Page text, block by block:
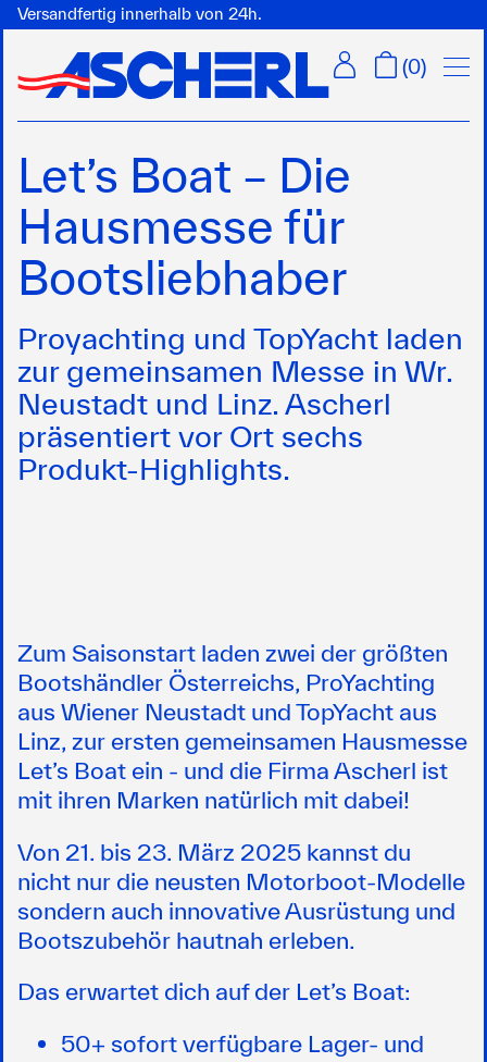
Versandfertig innerhalb von 24h.
(0)
Let’s Boat – Die
Hausmesse für
Bootsliebhaber
Proyachting und TopYacht laden
zur gemeinsamen Messe in Wr.
Neustadt und Linz. Ascherl
präsentiert vor Ort sechs
Produkt-Highlights.
Zum Saisonstart laden zwei der größten
Bootshändler Österreichs, ProYachting
aus Wiener Neustadt und TopYacht aus
Linz, zur ersten gemeinsamen Hausmesse
Let’s Boat ein - und die Firma Ascherl ist
mit ihren Marken natürlich mit dabei!
Von 21. bis 23. März 2025 kannst du
nicht nur die neusten Motorboot-Modelle
sondern auch innovative Ausrüstung und
Bootszubehör hautnah erleben.
Das erwartet dich auf der Let’s Boat:
50+ sofort verfügbare Lager- und